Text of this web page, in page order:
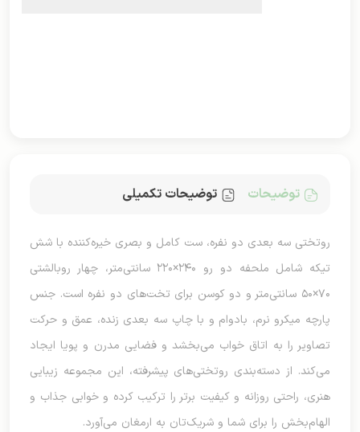
توضیحات توضیحات تکمیلی
روتختی سه بعدی دو نفره، ست کامل و بصری خیره‌کننده با شش
تیکه شامل ملحفه دو رو ۲۴۰×۲۲۰ سانتی‌متر، چهار روبالشتی
۷۰×۵۰ سانتی‌متر و دو کوسن برای تخت‌های دو نفره است. جنس
پارچه میکرو نرم، بادوام و با چاپ سه بعدی زنده، عمق و حرکت
تصاویر را به اتاق خواب می‌بخشد و فضایی مدرن و پویا ایجاد
می‌کند. از دسته‌بندی روتختی‌های پیشرفته، این مجموعه زیبایی
هنری، راحتی روزانه و کیفیت برتر را ترکیب کرده و خوابی جذاب و
الهام‌بخش را برای شما و شریک‌تان به ارمغان می‌آورد.